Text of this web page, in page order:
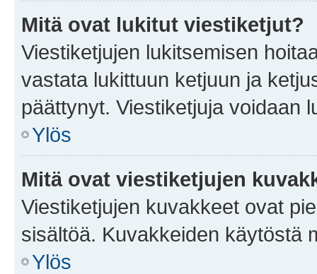
Mitä ovat lukitut viestiketjut?
Viestiketjujen lukitsemisen
vastata lukittuun ketjuun ja
päättynyt. Viestiketjuja voidaan
Ylös
Mitä ovat viestiketjujen
Viestiketjujen kuvakkeet ovat
sisältöä. Kuvakkeiden käytöstä
Ylös